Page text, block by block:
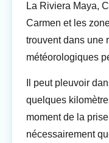
La Riviera Maya,
Carmen et les
trouvent dans une
météorologiques
Il peut pleuvoir
quelques
moment de la
nécessairement